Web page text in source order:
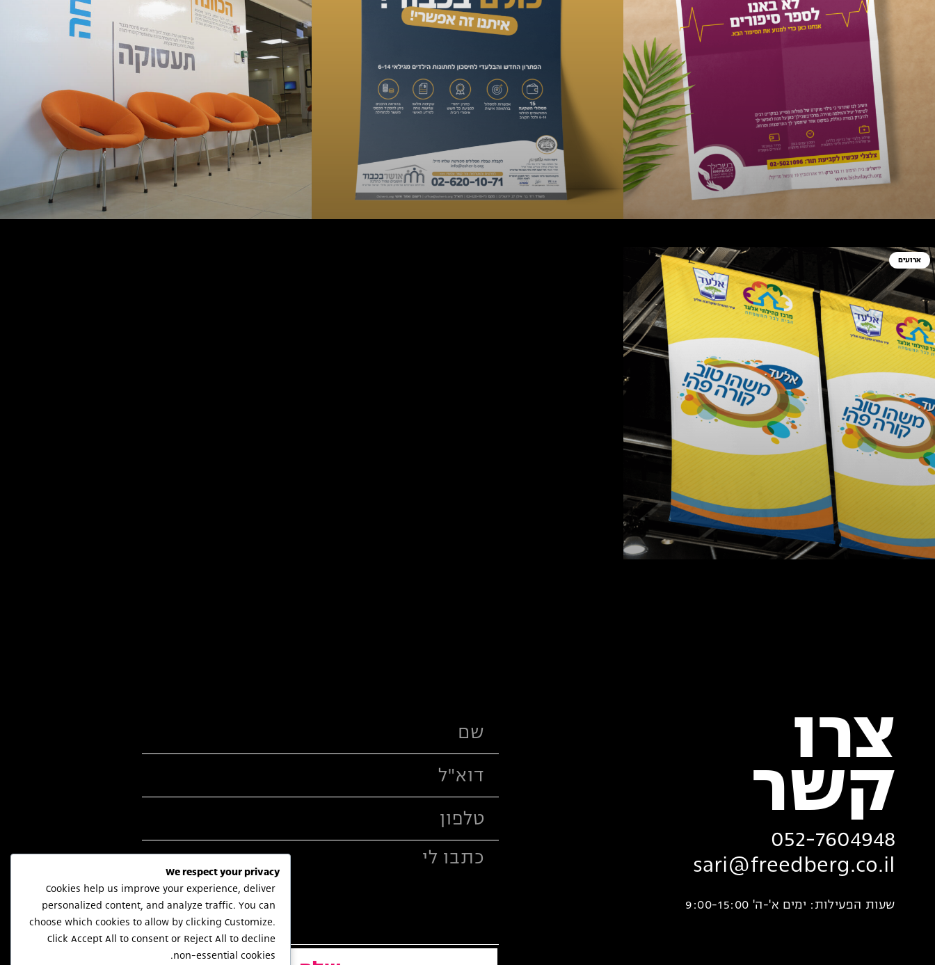
ארועים
צרו
‏קשר
052-7604948
sari@freedberg.co.il
שעות הפעילות: ימים א'-ה' 9:00-15:00
We respect your privacy
Cookies help us improve your experience, deliver
personalized content, and analyze traffic. You can
choose which cookies to allow by clickingCustomize.
ClickAccept All to consent or Reject All to decline
non-essential cookies.